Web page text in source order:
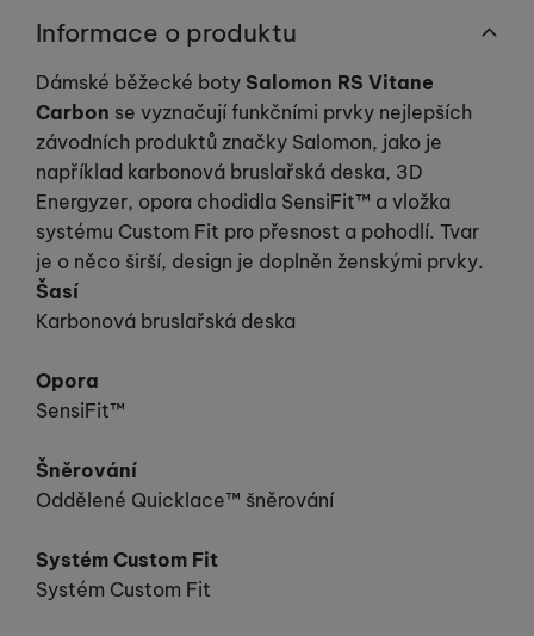
Informace o produktu
Dámské běžecké boty Salomon RS Vitane
Carbon se vyznačují funkčními prvky nejlepších
závodních produktů značky Salomon, jako je
například karbonová bruslařská deska, 3D
Energyzer, opora chodidla SensiFit™ a vložka
systému Custom Fit pro přesnost a pohodlí. Tvar
je o něco širší, design je doplněn ženskými prvky.
Šasí
Karbonová bruslařská deska
Opora
SensiFit™
Šněrování
Oddělené Quicklace™ šněrování
Systém Custom Fit
Systém Custom Fit